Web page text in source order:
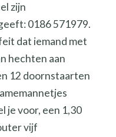
zijn
0186 571979.
dat iemand met
hechten aan
12 doornstaarten
je voor, een 1,30
vijf